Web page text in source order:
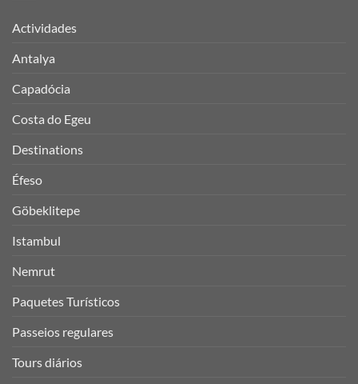
Actividades
Antalya
Capadócia
Costa do Egeu
Destinations
Éfeso
Göbeklitepe
Istambul
Nemrut
Paquetes Turísticos
Passeios regulares
Tours diários